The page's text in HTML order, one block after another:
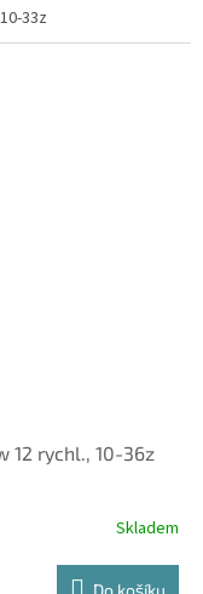
33z
12 rychl., 10-36z
Skladem
Do košíku